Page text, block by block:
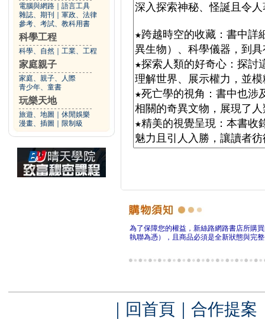
電腦與網路
語言工具
雜誌、期刊
軍政、法律
參考、考試、教科用書
科學工程
科學、自然 工業、工程
家庭親子
家庭、親子、人際
青少年、童書
玩樂天地
旅遊、地圖
休閒娛樂
漫畫、插圖
限制級
為了保障您的權益，新絲路網路書店所購
執聯為憑），且商品必須是全新狀態與完
｜ 回首頁 ｜ 合作提案